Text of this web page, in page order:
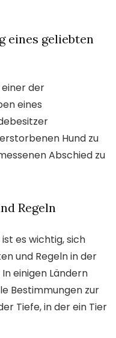
eines geliebten
einer der
eines
Hund zu
Abschied zu
Regeln
es wichtig, sich
und Regeln in der
einigen Ländern
Bestimmungen zur
Tiefe, in der ein Tier